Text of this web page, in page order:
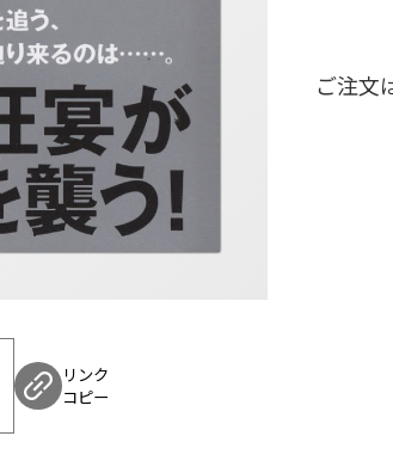
リンク
コピー
ご注文